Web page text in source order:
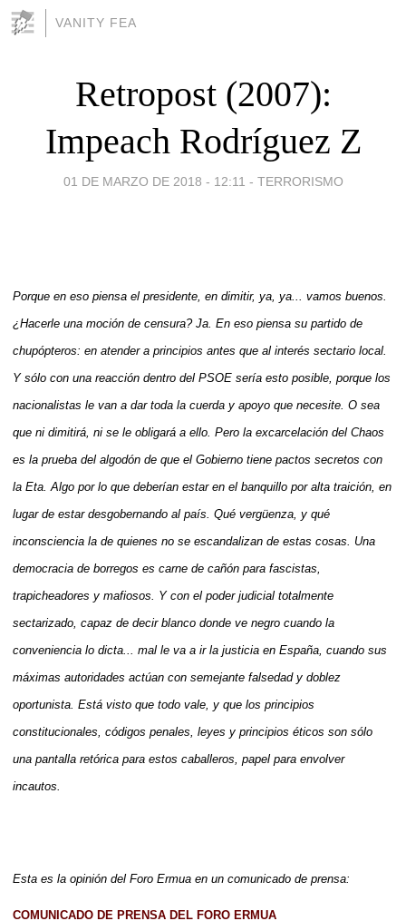
VANITY FEA
Retropost (2007):
Impeach Rodríguez Z
01 DE MARZO DE 2018 - 12:11 - TERRORISMO
Porque en eso piensa el presidente, en dimitir, ya, ya... vamos buenos.
¿Hacerle una moción de censura? Ja. En eso piensa su partido de
chupópteros: en atender a principios antes que al interés sectario local.
Y sólo con una reacción dentro del PSOE sería esto posible, porque los
nacionalistas le van a dar toda la cuerda y apoyo que necesite. O sea
que ni dimitirá, ni se le obligará a ello. Pero la excarcelación del Chaos
es la prueba del algodón de que el Gobierno tiene pactos secretos con
la Eta. Algo por lo que deberían estar en el banquillo por alta traición, en
lugar de estar desgobernando al país. Qué vergüenza, y qué
inconsciencia la de quienes no se escandalizan de estas cosas. Una
democracia de borregos es carne de cañón para fascistas,
trapicheadores y mafiosos. Y con el poder judicial totalmente
sectarizado, capaz de decir blanco donde ve negro cuando la
conveniencia lo dicta... mal le va a ir la justicia en España, cuando sus
máximas autoridades actúan con semejante falsedad y doblez
oportunista. Está visto que todo vale, y que los principios
constitucionales, códigos penales, leyes y principios éticos son sólo
una pantalla retórica para estos caballeros, papel para envolver
incautos.
Esta es la opinión del Foro Ermua en un comunicado de prensa:
COMUNICADO DE PRENSA DEL FORO ERMUA